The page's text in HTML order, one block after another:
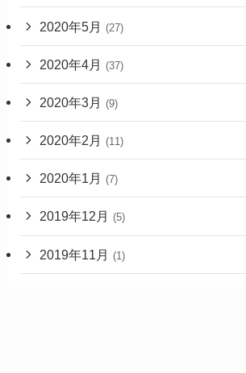
2020年5月 (27)
2020年4月 (37)
2020年3月 (9)
2020年2月 (11)
2020年1月 (7)
2019年12月 (5)
2019年11月 (1)